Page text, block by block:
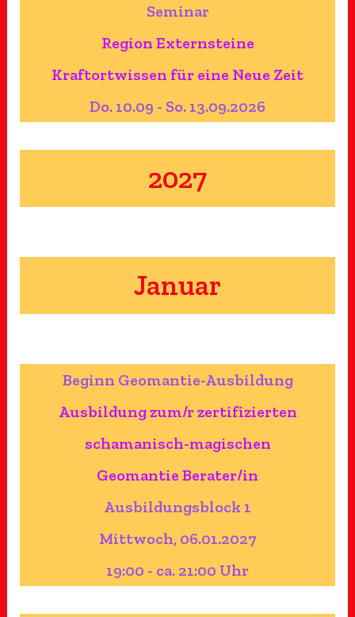
Seminar
Region Externsteine
Kraftortwissen für eine Neue Zeit
Do. 10.09 - So. 13.09.2026
2027
Januar
Beginn Geomantie-Ausbildung
Ausbildung zum/r zertifizierten
schamanisch-magischen
Geomantie Berater/in
Ausbildungsblock 1
Mittwoch, 06.01.2027
19:00 - ca. 21:00 Uhr